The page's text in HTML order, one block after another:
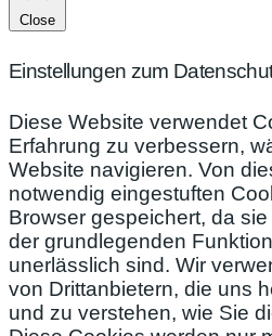
Close
Einstellungen zum
Diese Website verwendet
Erfahrung zu verbessern,
Website navigieren. Von
notwendig eingestuften
Browser gespeichert, da
der grundlegenden
unerlässlich sind. Wir
von Drittanbietern, die uns
und zu verstehen, wie Sie